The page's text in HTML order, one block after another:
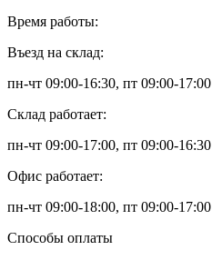
Время работы:
Въезд на склад:
пн-чт 09:00-16:30, пт 09:00-17:00
Склад работает:
пн-чт 09:00-17:00, пт 09:00-16:30
Офис работает:
пн-чт 09:00-18:00, пт 09:00-17:00
Способы оплаты